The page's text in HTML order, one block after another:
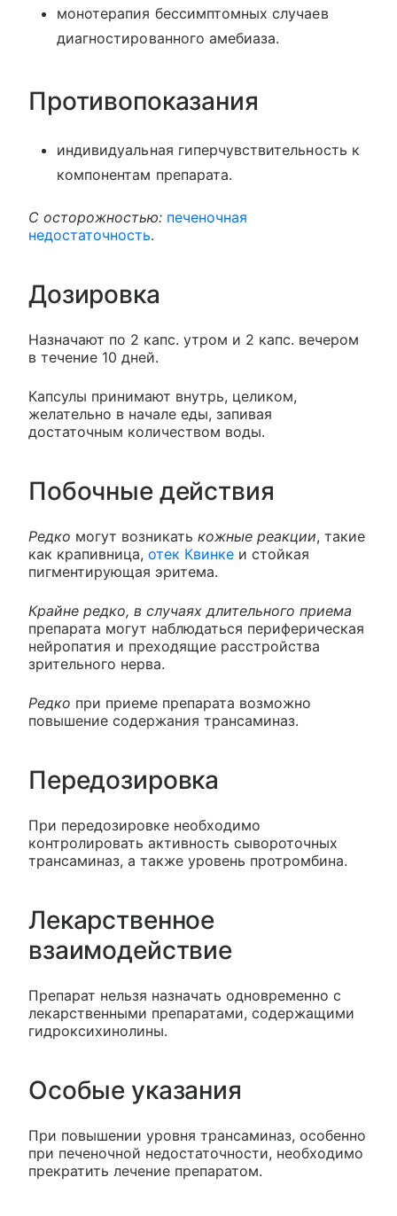
монотерапия бессимптомных случаев
диагностированного амебиаза.
Противопоказания
индивидуальная гиперчувствительность к
компонентам препарата.
С осторожностью: печеночная
недостаточность.
Дозировка
Назначают по 2 капс. утром и 2 капс. вечером
в течение 10 дней.
Капсулы принимают внутрь, целиком,
желательно в начале еды, запивая
достаточным количеством воды.
Побочные действия
Редко могут возникать кожные реакции, такие
как крапивница, отек Квинке и стойкая
пигментирующая эритема.
Крайне редко, в случаях длительного приема
препарата могут наблюдаться периферическая
нейропатия и преходящие расстройства
зрительного нерва.
Редко при приеме препарата возможно
повышение содержания трансаминаз.
Передозировка
При передозировке необходимо
контролировать активность сывороточных
трансаминаз, а также уровень протромбина.
Лекарственное
взаимодействие
Препарат нельзя назначать одновременно с
лекарственными препаратами, содержащими
гидроксихинолины.
Особые указания
При повышении уровня трансаминаз, особенно
при печеночной недостаточности, необходимо
прекратить лечение препаратом.